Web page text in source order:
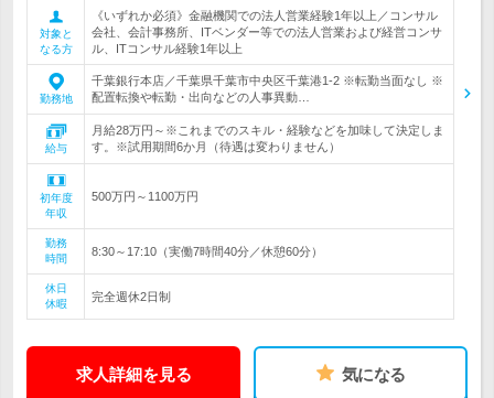
対象と
なる方
《いずれか必須》金融機関での法人営業経験1年以上／コンサル
会社、会計事務所、ITベンダー等での法人営業および経営コンサ
ル、ITコンサル経験1年以上
勤務地
千葉銀行本店／千葉県千葉市中央区千葉港1-2 ※転勤当面なし ※
配置転換や転勤・出向などの人事異動…
給与
月給28万円～※これまでのスキル・経験などを加味して決定しま
す。※試用期間6か月（待遇は変わりません）
初年度
年収
500万円～1100万円
勤務
時間
8:30～17:10（実働7時間40分／休憩60分）
休日
休暇
完全週休2日制
求人詳細を見る 気になる